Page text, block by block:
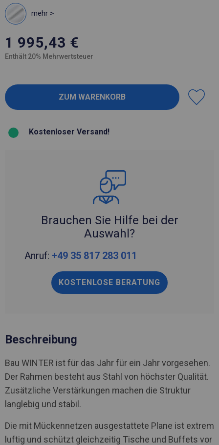
mehr >
1 995,43 €
Enthält 20% Mehrwertsteuer
Kostenloser Versand!
Brauchen Sie Hilfe bei der
Auswahl?
Anruf: +49 35 817 283 011
KOSTENLOSE BERATUNG
Beschreibung
Bau WINTER ist für das Jahr für ein Jahr vorgesehen.
Der Rahmen besteht aus Stahl von höchster Qualität.
Zusätzliche Verstärkungen machen die Struktur
langlebig und stabil.
Die mit Mückennetzen ausgestattete Plane ist extrem
luftig und schützt gleichzeitig Tische und Buffets vor